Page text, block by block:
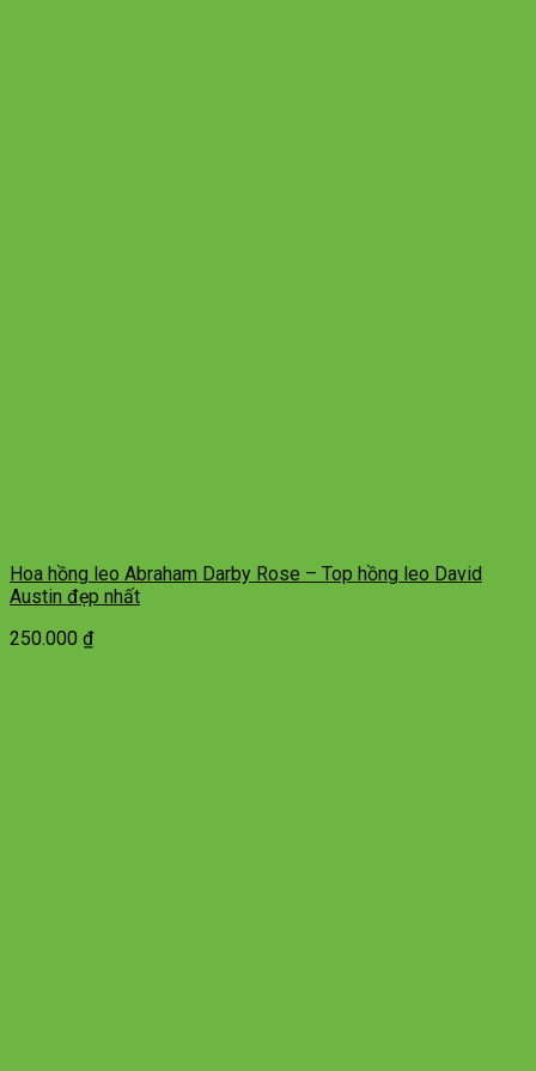
Hoa hồng leo Abraham Darby Rose – Top hồng leo David
Austin đẹp nhất
250.000 ₫